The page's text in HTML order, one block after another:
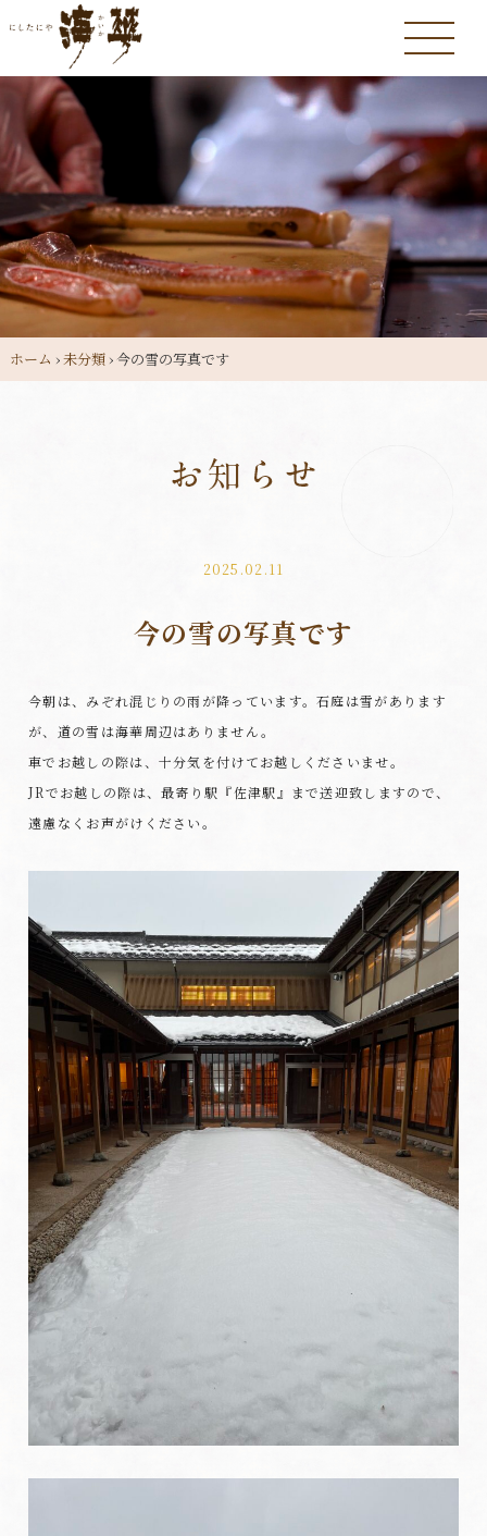
ホーム ›未分類›今の雪の写真です
2025.02.11
今の雪の写真です
今朝は、みぞれ混じりの雨が降っています。石庭は雪があります
が、道の雪は海華周辺はありません。
車でお越しの際は、十分気を付けてお越しくださいませ。
JRでお越しの際は、最寄り駅『佐津駅』まで送迎致しますので、
遠慮なくお声がけください。